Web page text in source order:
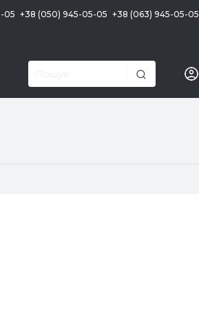
05 +38 (050) 945-05-05 +38 (063) 945-05-05